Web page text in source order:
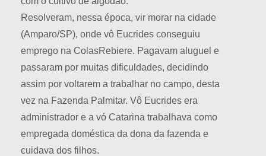
Resolveram, nessa época, vir morar na cidade
(Amparo/SP), onde vô Eucrides conseguiu
emprego na ColasRebiere. Pagavam aluguel e
passaram por muitas dificuldades, decidindo
assim por voltarem a trabalhar no campo, desta
vez na Fazenda Palmitar. Vô Eucrides era
administrador e a vó Catarina trabalhava como
empregada doméstica da dona da fazenda e
cuidava dos filhos.